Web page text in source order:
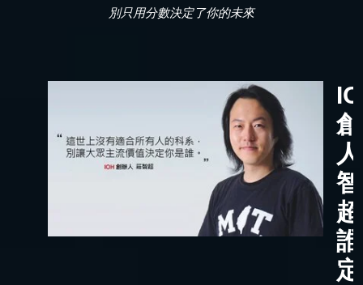
別只用分數決定了你的未來
智